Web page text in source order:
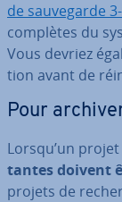
de sau­ve­garde
complètes du
Vous devriez
tion avant de
Pour
Lorsqu’un
tantes doivent
projets de